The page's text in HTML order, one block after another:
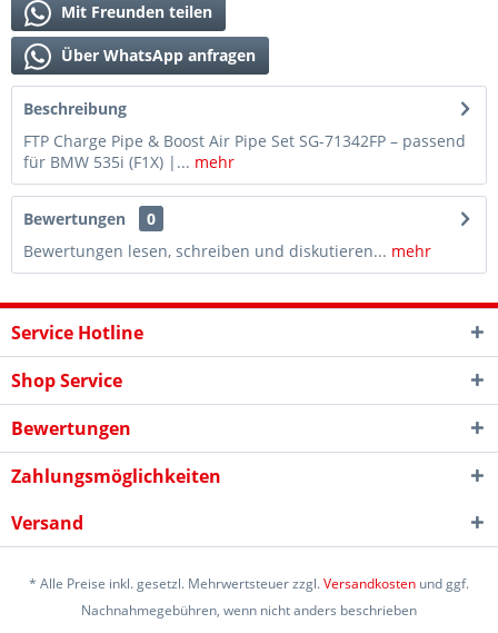
Mit Freunden teilen
Über WhatsApp anfragen
Beschreibung
FTP Charge Pipe & Boost Air Pipe Set SG-71342FP – passend
für BMW 535i (F1X) |... mehr
Bewertungen
0
Bewertungen lesen, schreiben und diskutieren... mehr
Service Hotline
Shop Service
Bewertungen
Zahlungsmöglichkeiten
Versand
* Alle Preise inkl. gesetzl. Mehrwertsteuer zzgl.Versandkosten und ggf.
Nachnahmegebühren, wenn nicht anders beschrieben